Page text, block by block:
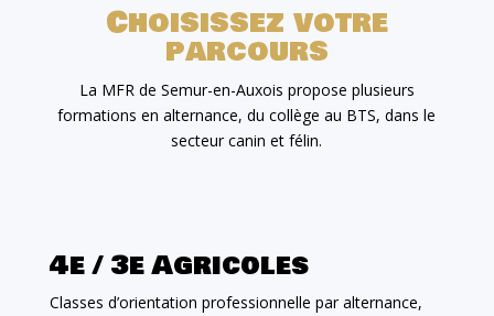
Choisissez votre
parcours
La MFR de Semur-en-Auxois propose plusieurs
formations en alternance, du collège au BTS, dans le
secteur canin et félin.
4e / 3e Agricoles
Classes d’orientation professionnelle par alternance,